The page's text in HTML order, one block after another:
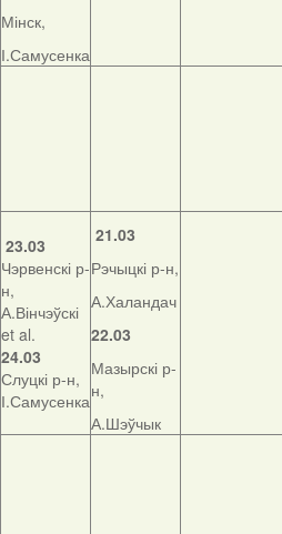
Мінск,
І.Самусенка
23.03
Чэрвенскі р-
н,
А.Вінчэўскі
et al.
24.03
Слуцкі р-н,
І.Самусенка
21.03
Рэчыцкі р-н,
А.Халандач
22.03
Мазырскі р-
н,
А.Шэўчык